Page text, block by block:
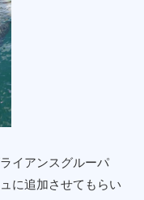
イアンスグルーパ
に追加させてもらい